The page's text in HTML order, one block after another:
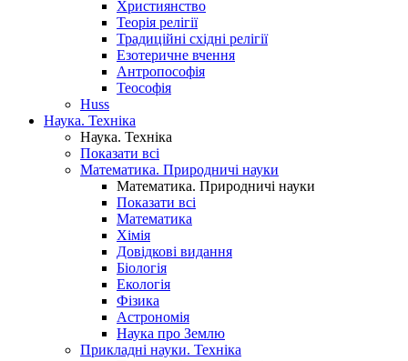
Християнство
Теорія релігії
Традиційні східні релігії
Езотеричне вчення
Антропософія
Теософія
Huss
Наука. Техніка
Наука. Техніка
Показати всі
Математика. Природничі науки
Математика. Природничі науки
Показати всі
Математика
Хімія
Довідкові видання
Біологія
Екологія
Фізика
Астрономія
Наука про Землю
Прикладні науки. Техніка